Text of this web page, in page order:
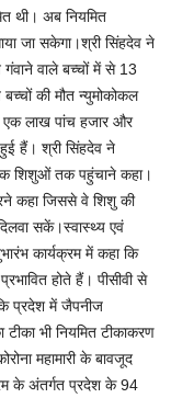
थी। अब नियमित
जा सकेगा।श्री सिंहदेव ने
वाले बच्चों में से 13
की मौत न्युमोकोकल
एक लाख पांच हजार और
हैं। श्री सिंहदेव ने
शिशुओं तक पहुंचाने कहा।
कहा जिससे वे शिशु की
सकें।स्वास्थ्य एवं
कार्यक्रम में कहा कि
होते हैं। पीसीवी से
प्रदेश में जैपनीज
भी नियमित टीकाकरण
महामारी के बावजूद
के अंतर्गत प्रदेश के 94